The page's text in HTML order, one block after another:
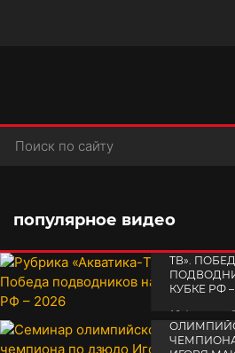
популярное видео
TВ».
КУБКЕ РФ –
19 февраля
СЕМИНАР